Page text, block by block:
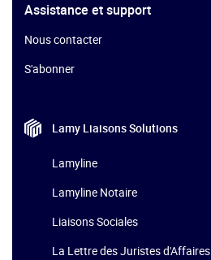
Assistance et support
Nous contacter
S'abonner
Lamy LiaisonsSolutions
Lamyline
Lamyline Notaire
Liaisons Sociales
La Lettre des Juristes d'Affaires